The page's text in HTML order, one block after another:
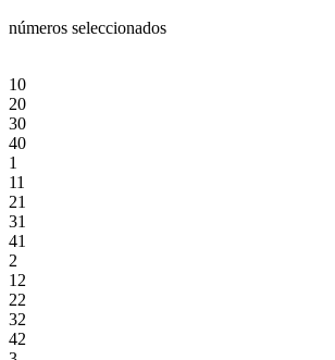
números seleccionados
10
20
30
40
1
11
21
31
41
2
12
22
32
42